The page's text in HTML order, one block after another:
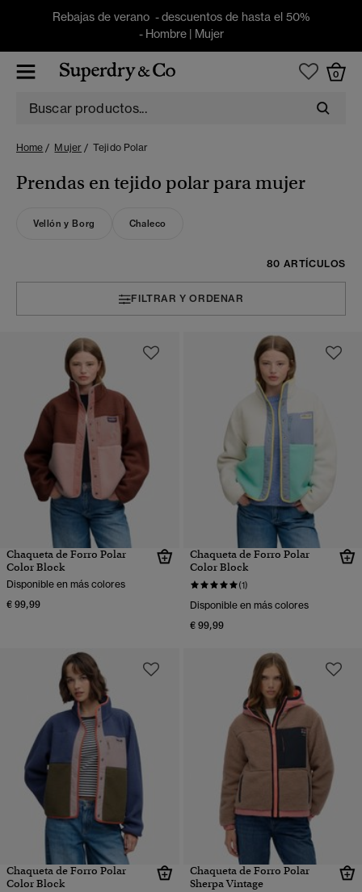
Rebajas de verano - descuentos de hasta el 50%
- Hombre| Mujer
0
Home Mujer Tejido Polar
Prendas en tejido polar para mujer
Vellón y Borg Chaleco
80 ARTÍCULOS
FILTRAR Y ORDENAR
Chaqueta de Forro Polar
Color Block
Disponible en más colores
€ 99,99
Chaqueta de Forro Polar
Color Block
(1)
Disponible en más colores
€ 99,99
Chaqueta de Forro Polar
Color Block
Chaqueta de Forro Polar
Sherpa Vintage